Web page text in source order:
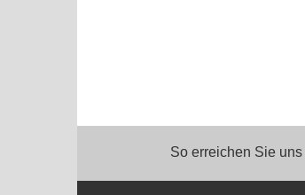
So erreichen Sie uns